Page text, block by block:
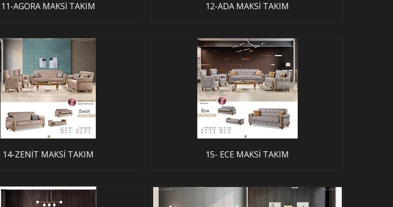
11-AGORA MAKSİ TAKIM 12-ADA MAKSİ TAKIM
14-ZENİT MAKSİ TAKIM 15- ECE MAKSİ TAKIM